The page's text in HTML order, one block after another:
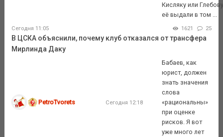
Кисляку или
её выдали в том ...
Сегодня 11:05 1621 25
В ЦСКА объяснили, почему клуб отказался от трансфера
Мирлинда Даку
PetroTvorets Сегодня 12:18
Бабаев, как
юрист, должен
знать значения
слова
«рациональны»
при оценке
рисков. Я вот
уже много лет